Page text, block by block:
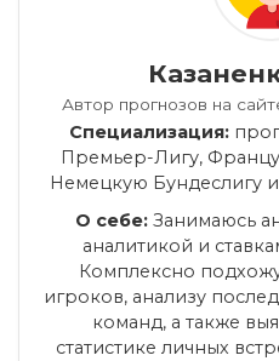
Автор прогнозов на
Специализация:
Премьер-Лигу,
Немецкую Бундеслигу
О себе: Занимаюсь
аналитикой и
Комплексно
игроков, анализу
команд, а также
статистике личных